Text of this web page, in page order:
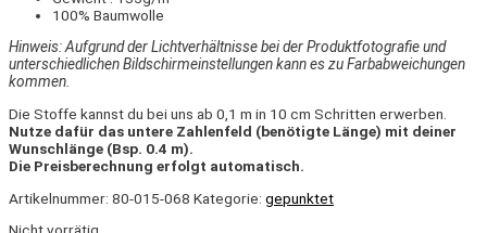
100% Baumwolle
Hinweis: Aufgrund der Lichtverhältnisse bei der Produktfotografie und
unterschiedlichen Bildschirmeinstellungen kann es zu Farbabweichungen
kommen.
Die Stoffe kannst du bei uns ab 0,1 m in 10 cm Schritten erwerben.
Nutze dafür das untere Zahlenfeld (benötigte Länge) mit deiner
Wunschlänge (Bsp. 0.4 m).
Die Preisberechnung erfolgt automatisch.
Artikelnummer: 80-015-068 Kategorie: gepunktet